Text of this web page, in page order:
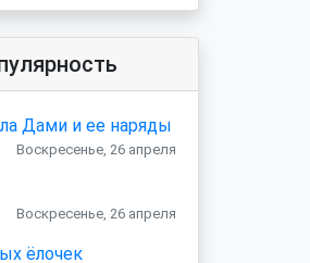
Дами и ее наряды
Воскресенье, 26 апреля
Воскресенье, 26 апреля
ёлочек